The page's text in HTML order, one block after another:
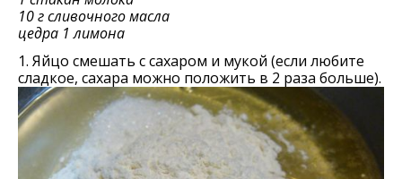
10 г сливочного масла
цедра 1 лимона
1. Яйцо смешать с сахаром и мукой (если любите
сладкое, сахара можно положить в 2 раза больше).